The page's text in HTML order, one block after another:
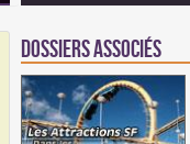
Dossiers associés